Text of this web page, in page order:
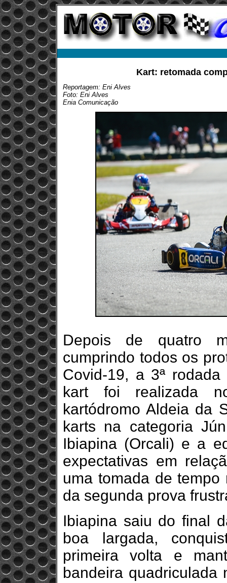
Kart: retomada
Reportagem: Eni Alves
Foto: Eni Alves
Enia Comunicação
Depois de quatro
cumprindo todos os
Covid-19, a 3ª
kart foi realizada
kartódromo Aldeia da
karts na categoria
Ibiapina (Orcali) e a
expectativas em
uma tomada de
da segunda prova
Ibiapina saiu do final
boa largada,
primeira volta e
bandeira quadriculada